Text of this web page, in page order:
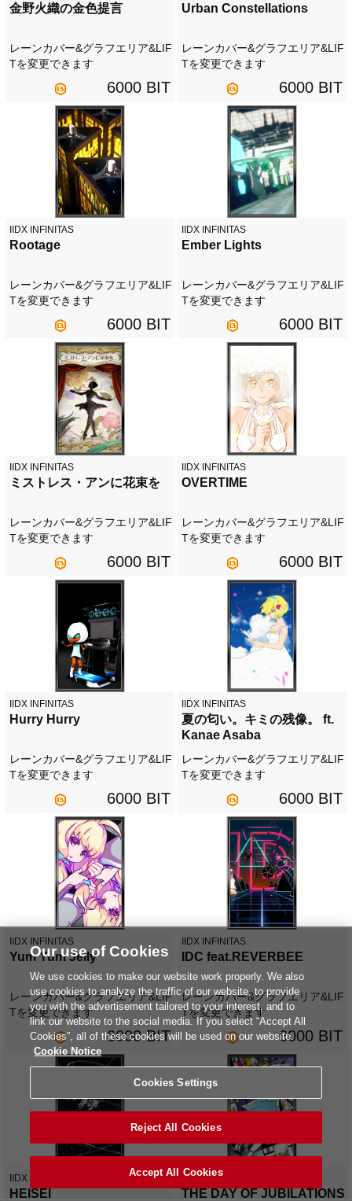
金野火織の金色提言
レーンカバー&グラフエリア&LIF
Tを変更できます
6000 BIT
Urban Constellations
レーンカバー&グラフエリア&LIF
Tを変更できます
6000 BIT
IIDX INFINITAS
Rootage
レーンカバー&グラフエリア&LIF
Tを変更できます
6000 BIT
IIDX INFINITAS
Ember Lights
レーンカバー&グラフエリア&LIF
Tを変更できます
6000 BIT
IIDX INFINITAS
ミストレス・アンに花束を
レーンカバー&グラフエリア&LIF
Tを変更できます
6000 BIT
IIDX INFINITAS
OVERTIME
レーンカバー&グラフエリア&LIF
Tを変更できます
6000 BIT
IIDX INFINITAS
Hurry Hurry
レーンカバー&グラフエリア&LIF
Tを変更できます
6000 BIT
IIDX INFINITAS
夏の匂い。キミの残像。 ft.
Kanae Asaba
レーンカバー&グラフエリア&LIF
Tを変更できます
6000 BIT
IIDX INFINITAS
Yum Yum Jelly
レーンカバー&グラフエリア&LIF
Tを変更できます
6000 BIT
IIDX INFINITAS
IDC feat.REVERBEE
レーンカバー&グラフエリア&LIF
Tを変更できます
6000 BIT
IIDX INFINITAS
HEISEI
IIDX INFINITAS
THE DAY OF JUBILATIONS
Our use of Cookies
We use cookies to make our website work properly. We also
use cookies to analyze the traffic of our website, to provide
you with the advertisement tailored to your interest, and to
link our website to the social media. If you select “Accept All
Cookies”, all of these cookies will be used on our website.
Cookie Notice
Cookies Settings
Reject All Cookies
Accept All Cookies